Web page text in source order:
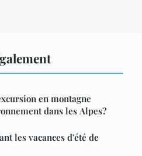
en montagne
dans les Alpes?
les vacances d'été de